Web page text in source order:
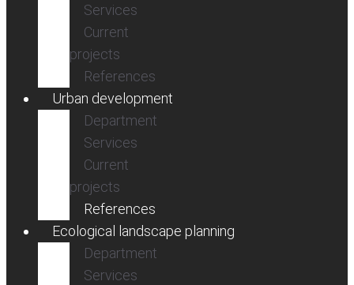
Services
Current
projects
References
Urban development
Department
Services
Current
projects
References
Ecological landscape planning
Department
Services